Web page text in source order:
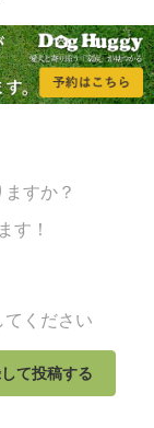
すか？
す！
てください
て投稿する